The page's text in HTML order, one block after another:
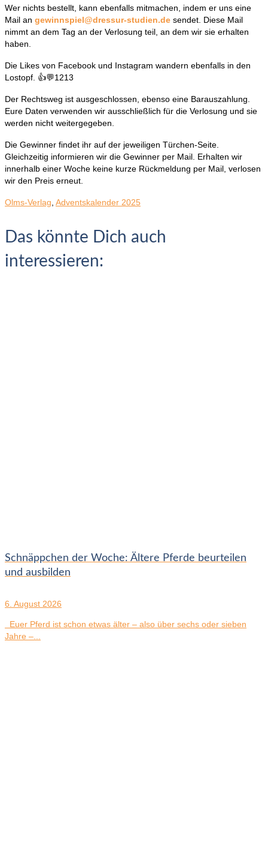
Wer nichts bestellt, kann ebenfalls mitmachen, indem er uns eine
Mail an gewinnspiel@dressur-studien.de sendet. Diese Mail
nimmt an dem Tag an der Verlosung teil, an dem wir sie erhalten
haben.
Die Likes von Facebook und Instagram wandern ebenfalls in den
Lostopf. 👍💬1213
Der Rechtsweg ist ausgeschlossen, ebenso eine Barauszahlung.
Eure Daten verwenden wir ausschließlich für die Verlosung und sie
werden nicht weitergegeben.
Die Gewinner findet ihr auf der jeweiligen Türchen-Seite.
Gleichzeitig informieren wir die Gewinner per Mail. Erhalten wir
innerhalb einer Woche keine kurze Rückmeldung per Mail, verlosen
wir den Preis erneut.
Olms-Verlag Adventskalender 2025
Das könnte Dich auch
interessieren:
Schnäppchen der Woche: Ältere Pferde beurteilen
und ausbilden
6. August 2026
Euer Pferd ist schon etwas älter – also über sechs oder sieben
Jahre –...